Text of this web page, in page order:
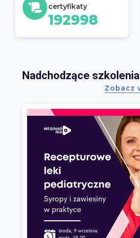
certyfikaty
192998
Nadchodzące szkolenia
Zobacz